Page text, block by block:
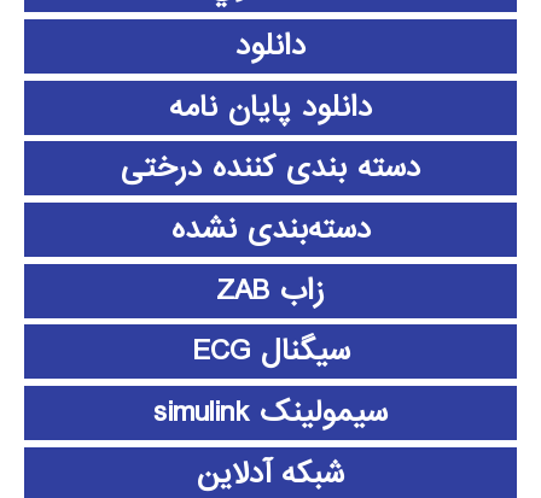
دانلود
دانلود پايان نامه
دسته بندی کننده درختی
دسته‌بندی نشده
زاب ZAB
سیگنال ECG
سیمولینک simulink
شبکه آدلاین